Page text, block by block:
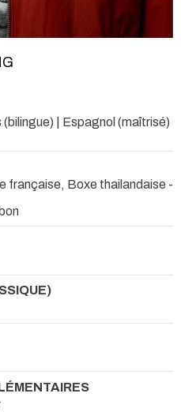
| Espagnol (maîtrisé)
française, Boxe thailandaise -